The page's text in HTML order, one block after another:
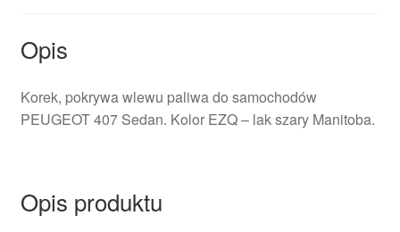
Opis
Korek, pokrywa wlewu paliwa do samochodów
PEUGEOT 407 Sedan. Kolor EZQ – lak szary Manitoba.
Opis produktu